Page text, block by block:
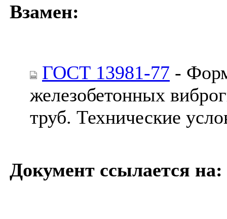
Взамен:
ГОСТ 13981-77 -
железобетонных
труб. Технические
Документ ссылается на: